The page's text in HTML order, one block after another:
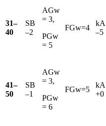
31–
40
SB
–2
AGw
= 3,
PGw
= 5
FGw=4
kA
–5
41–
50
SB
–1
AGw
= 3,
PGw
= 6
FGw=5
kA
+0